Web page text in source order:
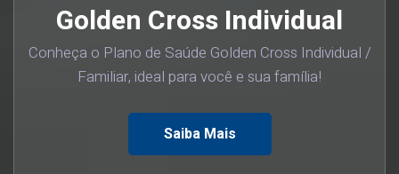
Golden Cross Individual
Conheça o Plano de Saúde Golden Cross Individual /
Familiar, ideal para você e sua família!
Saiba Mais